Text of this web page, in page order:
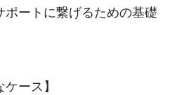
ポートに繋げるための基礎
ース】